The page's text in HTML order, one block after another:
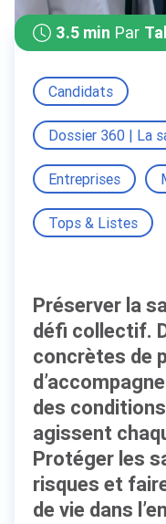
3.5 min Par
Candidats
Dossier 360 | La
Entreprises
Tops & Listes
Préserver la
défi collectif.
concrètes de
des
agissent
Protéger les
risques et
de vie dans